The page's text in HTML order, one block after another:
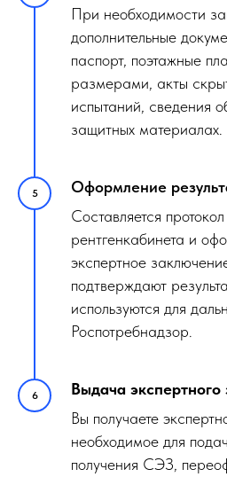
При необходимости
дополнительные
паспорт, поэтажные
размерами, акты
испытаний, сведения
защитных материалах.
Оформление
Составляется
рентгенкабинета и
экспертное
подтверждают
используются для
Роспотребнадзор.
Выдача экспертного
Вы получаете
необходимое для
получения СЭЗ,